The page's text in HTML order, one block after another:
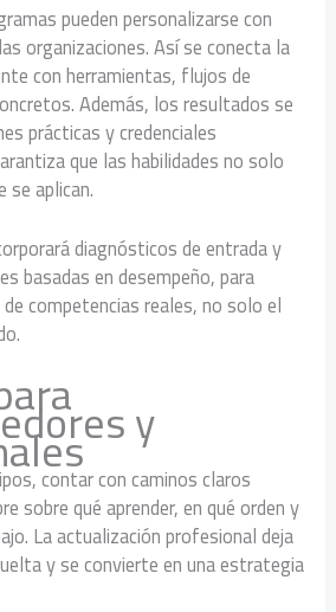
pueden personalizarse con
organizaciones. Así se conecta la
con herramientas, flujos de
Además, los resultados se
prácticas y credenciales
que las habilidades no solo
se aplican.
diagnósticos de entrada y
basadas en desempeño, para
competencias reales, no solo el
y
contar con caminos claros
sobre qué aprender, en qué orden y
La actualización profesional deja
y se convierte en una estrategia